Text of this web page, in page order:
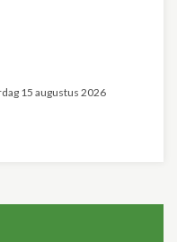
15 augustus 2026